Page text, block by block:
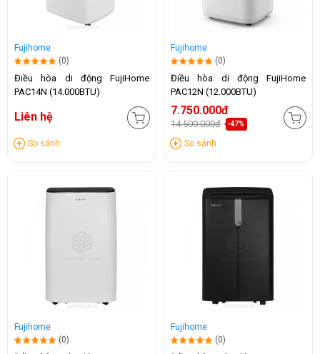
Fujihome
(0)
Điều hòa di động FujiHome
PAC14N (14.000BTU)
Liên hệ
So sánh
Fujihome
(0)
Điều hòa di động FujiHome
PAC12N (12.000BTU)
7.750.000đ
14.500.000đ -47%
So sánh
Fujihome
(0)
Fujihome
(0)